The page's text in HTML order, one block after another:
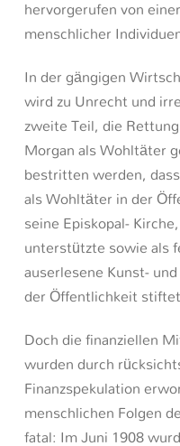
hervorgerufen von
menschlicher
In der gängigen
wird zu Unrecht und
zweite Teil, die
Morgan als Wohltäter
bestritten werden,
als Wohltäter in der
seine Episkopal-
unterstützte sowie als
auserlesene Kunst-
der Öffentlichkeit
Doch die finanziellen
wurden durch
Finanzspekulation
menschlichen Folgen
fatal: Im Juni 1908